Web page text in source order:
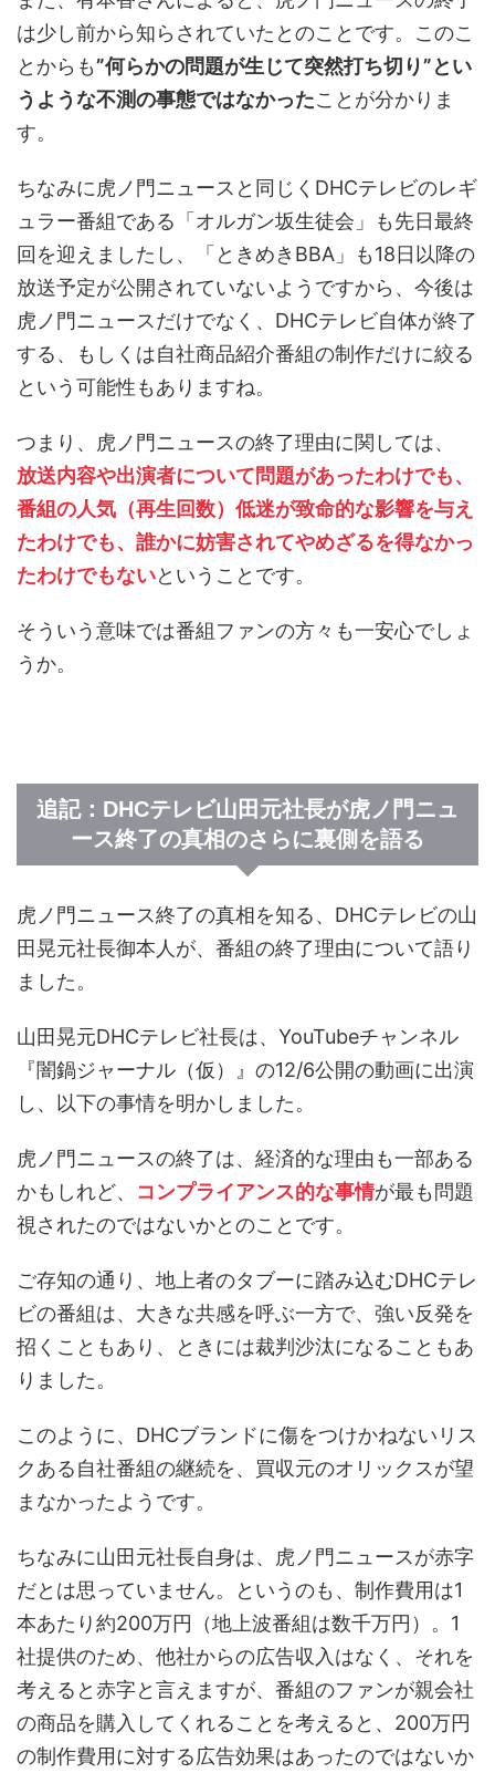
は少し前から知らされていたとのことです。このこ
とからも”何らかの問題が生じて突然打ち切り”とい
うような不測の事態ではなかったことが分かりま
す。
ちなみに虎ノ門ニュースと同じくDHCテレビのレギ
ュラー番組である「オルガン坂生徒会」も先日最終
回を迎えましたし、「ときめきBBA」も18日以降の
放送予定が公開されていないようですから、今後は
虎ノ門ニュースだけでなく、DHCテレビ自体が終了
する、もしくは自社商品紹介番組の制作だけに絞る
という可能性もありますね。
つまり、虎ノ門ニュースの終了理由に関しては、
放送内容や出演者について問題があったわけでも、
番組の人気（再生回数）低迷が致命的な影響を与え
たわけでも、誰かに妨害されてやめざるを得なかっ
たわけでもないということです。
そういう意味では番組ファンの方々も一安心でしょ
うか。
追記：DHCテレビ山田元社長が虎ノ門ニュ
ース終了の真相のさらに裏側を語る
虎ノ門ニュース終了の真相を知る、DHCテレビの山
田晃元社長御本人が、番組の終了理由について語り
ました。
山田晃元DHCテレビ社長は、YouTubeチャンネル
『闇鍋ジャーナル（仮）』の12/6公開の動画に出演
し、以下の事情を明かしました。
虎ノ門ニュースの終了は、経済的な理由も一部ある
かもしれど、 コンプライアンス的な事情が最も問題
視されたのではないかとのことです。
ご存知の通り、地上者のタブーに踏み込むDHCテレ
ビの番組は、大きな共感を呼ぶ一方で、強い反発を
招くこともあり、ときには裁判沙汰になることもあ
りました。
このように、DHCブランドに傷をつけかねないリス
クある自社番組の継続を、買収元のオリックスが望
まなかったようです。
ちなみに山田元社長自身は、虎ノ門ニュースが赤字
だとは思っていません。というのも、制作費用は1
本あたり約200万円（地上波番組は数千万円）。1
社提供のため、他社からの広告収入はなく、それを
考えると赤字と言えますが、番組のファンが親会社
の商品を購入してくれることを考えると、200万円
の制作費用に対する広告効果はあったのではないか